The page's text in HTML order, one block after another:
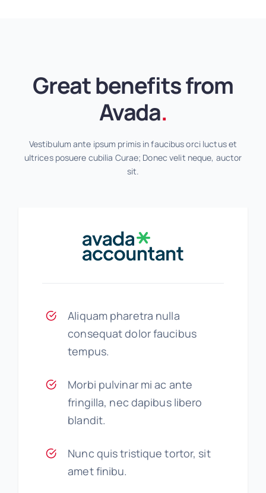
Great benefits from
Avada.
Vestibulum ante ipsum primis in faucibus orci luctus et
ultrices posuere cubilia Curae; Donec velit neque, auctor
sit.
Aliquam pharetra nulla
consequat dolor faucibus
tempus.
Morbi pulvinar mi ac ante
fringilla, nec dapibus libero
blandit.
Nunc quis tristique tortor, sit
amet finibu.